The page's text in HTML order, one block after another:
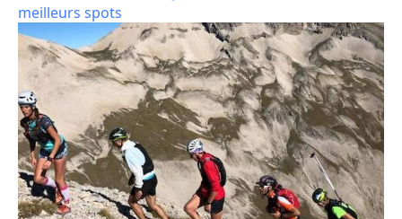
meilleurs spots